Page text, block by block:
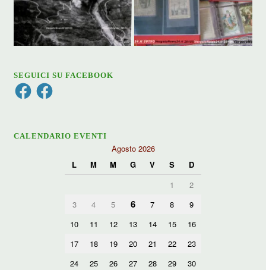
SEGUICI SU FACEBOOK
FacebookFacebook
CALENDARIO EVENTI
Agosto 2026
L
M M G V S
D
1
2
3
4 5 6 7 8
9
10
11 12 13 14 15
16
17
18 19 20 21 22
23
24
25 26 27 28 29
30